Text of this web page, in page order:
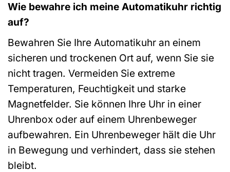
Wie bewahre ich meine Automatikuhr richtig
auf?
Bewahren Sie Ihre Automatikuhr an einem
sicheren und trockenen Ort auf, wenn Sie sie
nicht tragen. Vermeiden Sie extreme
Temperaturen, Feuchtigkeit und starke
Magnetfelder. Sie können Ihre Uhr in einer
Uhrenbox oder auf einem Uhrenbeweger
aufbewahren. Ein Uhrenbeweger hält die Uhr
in Bewegung und verhindert, dass sie stehen
bleibt.